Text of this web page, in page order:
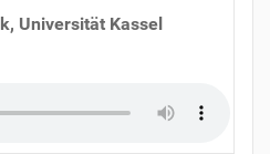
, Universität Kassel